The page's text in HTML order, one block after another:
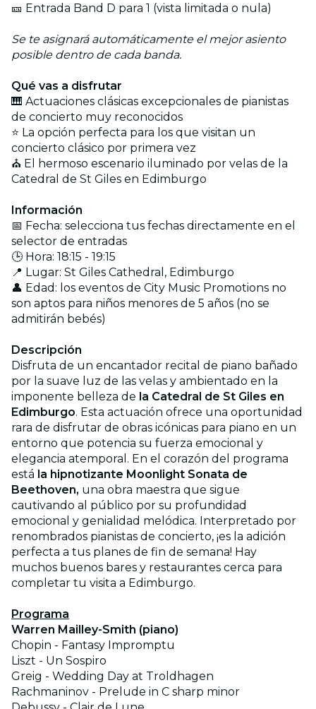
🎫 Entrada Band D para 1 (vista limitada o nula)
Se te asignará automáticamente el mejor asiento
posible dentro de cada banda.
Qué vas a disfrutar
🎹 Actuaciones clásicas excepcionales de pianistas
de concierto muy reconocidos
⭐ La opción perfecta para los que visitan un
concierto clásico por primera vez
⛪ El hermoso escenario iluminado por velas de la
Catedral de St Giles en Edimburgo
Información
📅 Fecha: selecciona tus fechas directamente en el
selector de entradas
🕒 Hora: 18:15 - 19:15
📍 Lugar: St Giles Cathedral, Edimburgo
👤 Edad: los eventos de City Music Promotions no
son aptos para niños menores de 5 años (no se
admitirán bebés)
Descripción
Disfruta de un encantador recital de piano bañado
por la suave luz de las velas y ambientado en la
imponente belleza de la Catedral de St Giles en
Edimburgo. Esta actuación ofrece una oportunidad
rara de disfrutar de obras icónicas para piano en un
entorno que potencia su fuerza emocional y
elegancia atemporal. En el corazón del programa
está la hipnotizante Moonlight Sonata de
Beethoven, una obra maestra que sigue
cautivando al público por su profundidad
emocional y genialidad melódica. Interpretado por
renombrados pianistas de concierto, ¡es la adición
perfecta a tus planes de fin de semana! Hay
muchos buenos bares y restaurantes cerca para
completar tu visita a Edimburgo.
Programa
Warren Mailley-Smith (piano)
Chopin - Fantasy Impromptu
Liszt - Un Sospiro
Greig - Wedding Day at Troldhagen
Rachmaninov - Prelude in C sharp minor